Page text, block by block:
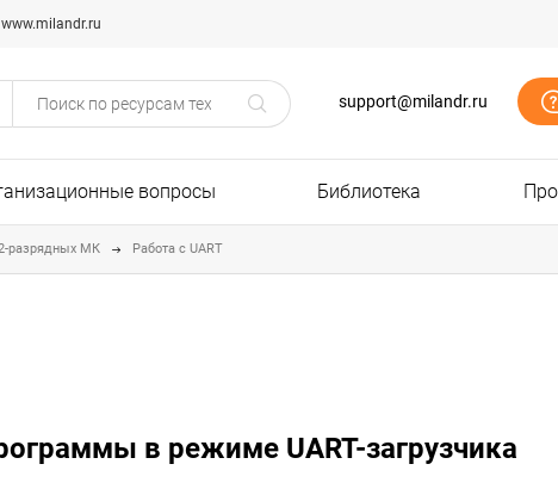
support@milandr.ru
вопросы Библиотека
разрядных МК Работа с UART
в режиме UART-загрузчика